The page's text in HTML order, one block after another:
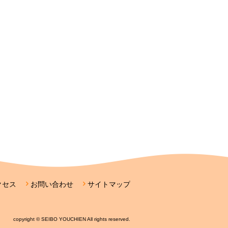
セス お問い合わせ サイトマップ
copyright © SEIBO YOUCHIEN All rights reserved.